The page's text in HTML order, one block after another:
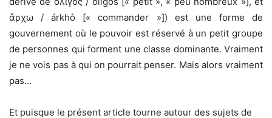
ἄρχω / árkhô [« commander »]) est une forme de
gouvernement où le pouvoir est réservé à un petit groupe
de personnes qui forment une classe dominante. Vraiment
je ne vois pas à qui on pourrait penser. Mais alors vraiment
pas…
Et puisque le présent article tourne autour des sujets de